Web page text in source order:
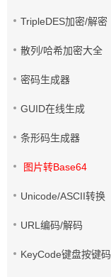
TripleDES加密/解密
散列/哈希加密大全
密码生成器
GUID在线生成
条形码生成器
图片转Base64
Unicode/ASCII转换
URL编码/解码
KeyCode键盘按键码